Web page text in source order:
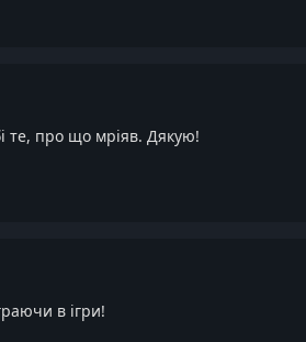
те, про що мріяв. Дякую!
в ігри!